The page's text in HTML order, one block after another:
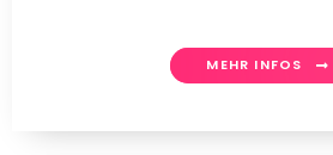
MEHR INFOS